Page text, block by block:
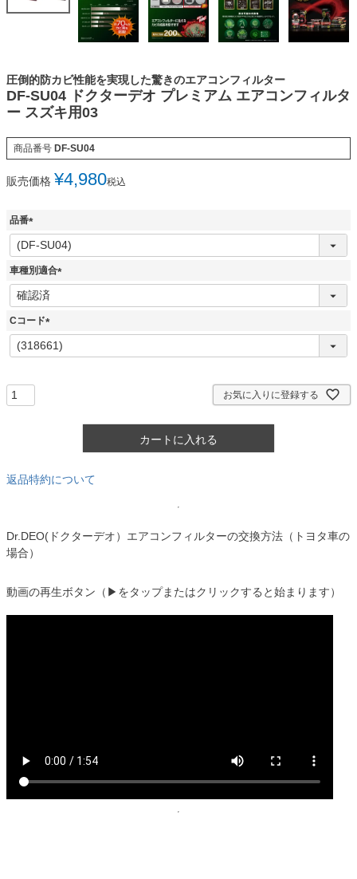
圧倒的防カビ性能を実現した驚きのエアコンフィルター
DF-SU04 ドクターデオ プレミアム エアコンフィルタ
ー スズキ用03
商品番号 DF-SU04
販売価格 ¥4,980税込
品番
(
必
須
車種別適合
(
Cコード
(
必
お気に入りに登録する
カートに入れる
返品特約について
Dr.DEO(ドクターデオ）エアコンフィルターの交換方法（トヨタ車の
場合）
動画の再生ボタン（▶をタップまたはクリックすると始まります）